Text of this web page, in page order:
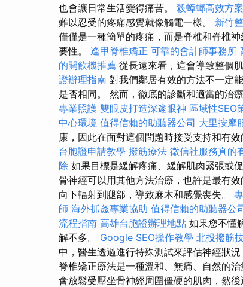
也會讓日常生活變得痛苦。 殺蟑螂高效方案
難以忍受的疼痛感覺就像觸電一樣。 新竹
僅僅是一種簡單的疼痛，而是脊椎和脊椎
要性。 逢甲脊椎矯正 可靠的會計師事務所
的開飲機推薦 從長遠來看，這會導致整個
證辦理指南 對我們鄰居有效的方法不一定
是否相同。 然而，徹底的診斷和適當的治
專業照護 雙眼皮打造深邃眼神 區域性SEO
中心環境 值得信賴的助聽器公司 大里按摩
康，因此在面對這個問題時接受支持和有效
台胞證申請教學 撥筋療法 徵信社服務真的
除 如果目標是緩解疼痛、緩解肌肉緊張或
骨神經可以用其他方法治療，也許是最有效
向下輻射到腿部，導致麻木和感覺喪失。
師 海外抓姦專業協助 值得信賴的助聽器公
流程指南 高雄台胞證辦理地點 如果您不懂
解不多。 Google SEO操作教學 北投撥筋
中，醫生透過進行特殊測試來評估神經狀
脊椎矯正療法是一種溫和、無痛、自然的治
會放鬆受壓坐骨神經周圍僵硬的肌肉，然